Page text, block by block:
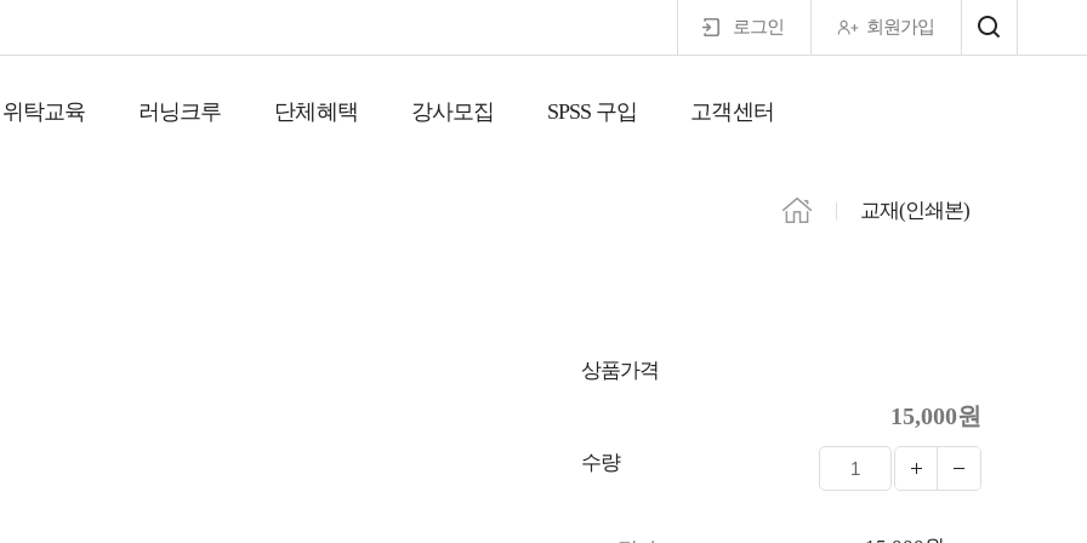
로그인 회원가입
위탁교육 러닝크루 단체혜택 강사모집 SPSS 구입 고객센터
교재(인쇄본)
상품가격
15,000원
수량